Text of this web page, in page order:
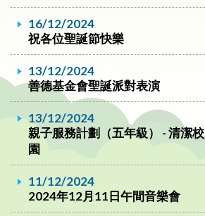
16/12/2024
祝各位聖誕節快樂
13/12/2024
善德基金會聖誕派對表演
13/12/2024
親子服務計劃（五年級） - 清潔校
園
11/12/2024
2024年12月11日午間音樂會